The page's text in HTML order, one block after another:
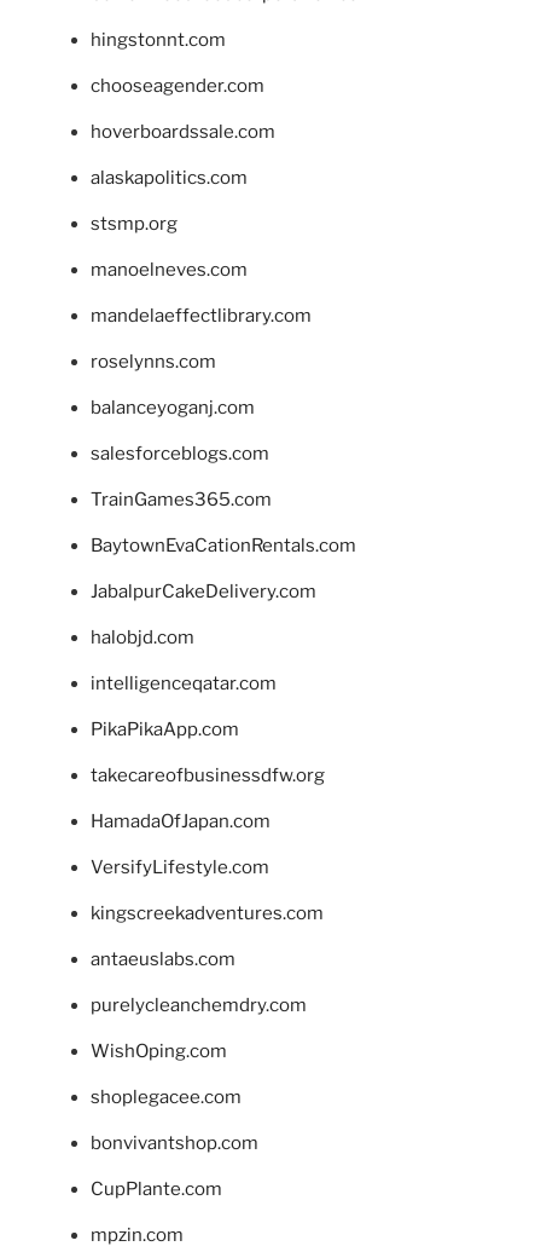
hingstonnt.com
chooseagender.com
hoverboardssale.com
alaskapolitics.com
stsmp.org
manoelneves.com
mandelaeffectlibrary.com
roselynns.com
balanceyoganj.com
salesforceblogs.com
TrainGames365.com
BaytownEvaCationRentals.com
JabalpurCakeDelivery.com
halobjd.com
intelligenceqatar.com
PikaPikaApp.com
takecareofbusinessdfw.org
HamadaOfJapan.com
VersifyLifestyle.com
kingscreekadventures.com
antaeuslabs.com
purelycleanchemdry.com
WishOping.com
shoplegacee.com
bonvivantshop.com
CupPlante.com
mpzin.com